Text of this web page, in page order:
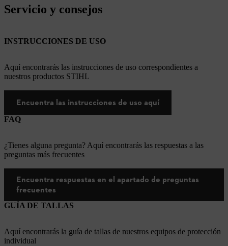
Servicio y consejos
INSTRUCCIONES DE USO
Aquí encontrarás las instrucciones de uso correspondientes a
nuestros productos STIHL
Encuentra las instrucciones de uso aquí
FAQ
¿Tienes alguna pregunta? Aquí encontrarás las respuestas a las
preguntas más frecuentes
Encuentra respuestas en el apartado de preguntas
frecuentes
GUÍA DE TALLAS
Aquí encontrarás la guía de tallas de nuestros equipos de protección
individual